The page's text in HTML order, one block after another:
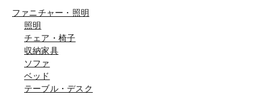
ファニチャー・照明
照明
チェア・椅子
収納家具
ソファ
ベッド
テーブル・デスク